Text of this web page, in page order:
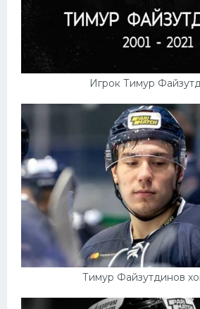
Игрок Тимур
Тимур Файзутдинов